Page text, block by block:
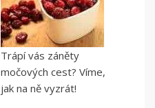
Trápí vás záněty
močových cest? Víme,
jak na ně vyzrát!